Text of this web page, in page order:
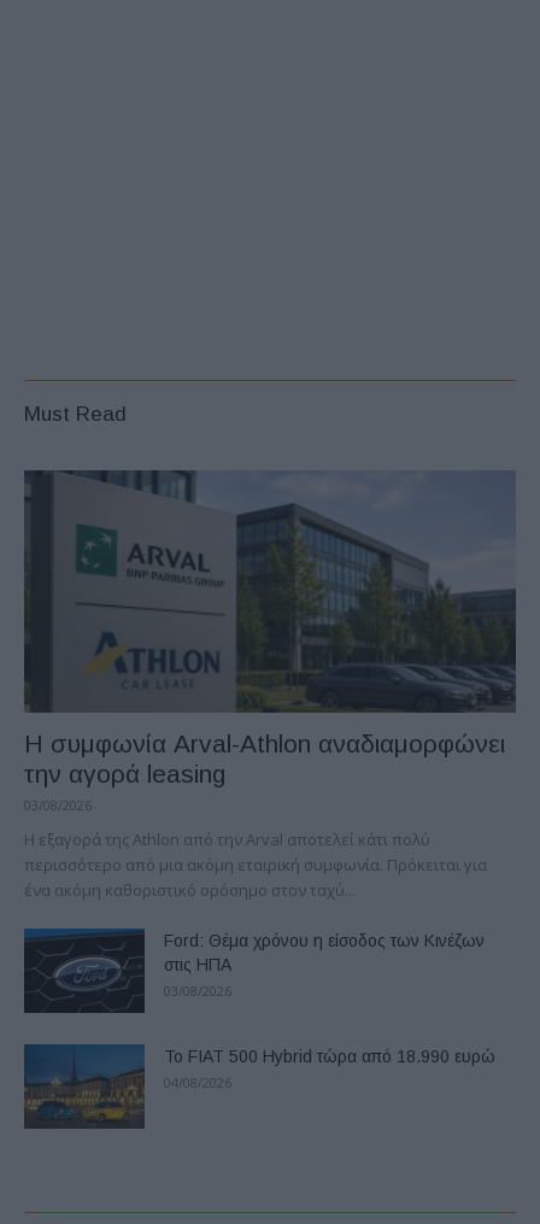
Must Read
Η συμφωνία Arval-Athlon αναδιαμορφώνει
την αγορά leasing
03/08/2026
Η εξαγορά της Athlon από την Arval αποτελεί κάτι πολύ
περισσότερο από μια ακόμη εταιρική συμφωνία. Πρόκειται για
ένα ακόμη καθοριστικό ορόσημο στον ταχύ...
Ford: Θέμα χρόνου η είσοδος των Κινέζων
στις ΗΠΑ
03/08/2026
Το FIAT 500 Hybrid τώρα από 18.990 ευρώ
04/08/2026